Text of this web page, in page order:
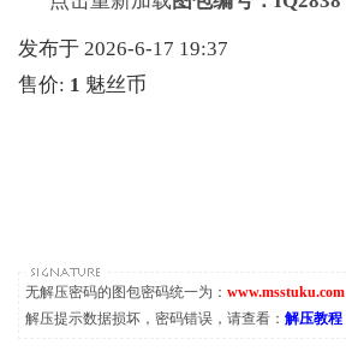
发布于 2026-6-17 19:37
售价: 1 魅丝币
无解压密码的图包密码统一为： www.msstuku.com
解压提示数据损坏，密码错误，请查看： 解压教程